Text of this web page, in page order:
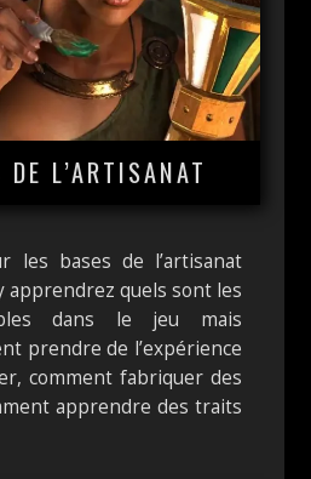
L’ARTISANAT
les bases de l’artisanat
apprendrez quels sont les
dans le jeu mais
prendre de l’expérience
comment fabriquer des
apprendre des traits